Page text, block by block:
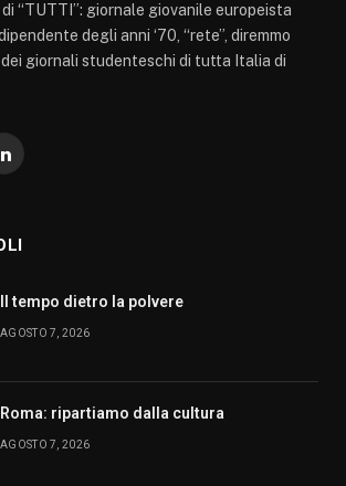
di “TUTTI”: giornale giovanile europeista
degli anni ‘70, “rete”, diremmo
giornali studenteschi di tutta Italia di
LinkedIn
Il tempo dietro la polvere
AGOSTO 7, 2026
Roma: ripartiamo dalla cultura
AGOSTO 7, 2026